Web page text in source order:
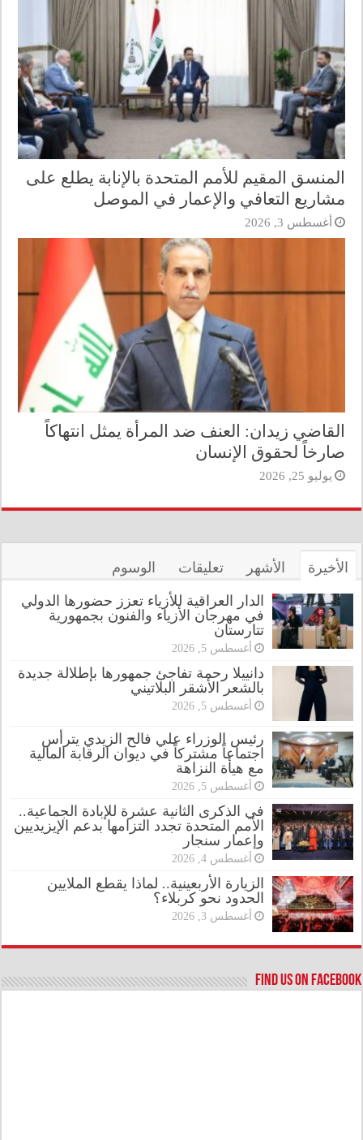
المنسق المقيم للأمم المتحدة بالإنابة يطلع على
مشاريع التعافي والإعمار في الموصل
أغسطس 3, 2026
القاضي زيدان: العنف ضد المرأة يمثل انتهاكاً
صارخاً لحقوق الإنسان
يوليو 25, 2026
الأخيرة الأشهر تعليقات الوسوم
الدار العراقية للأزياء تعزز حضورها الدولي
في مهرجان الأزياء والفنون بجمهورية
تتارستان
أغسطس 5, 2026
دانييلا رحمة تفاجئ جمهورها بإطلالة جديدة
بالشعر الأشقر البلاتيني
أغسطس 5, 2026
رئيس الوزراء علي فالح الزيدي يترأس
اجتماعاً مشتركاً في ديوان الرقابة المالية
مع هيأة النزاهة
أغسطس 5, 2026
في الذكرى الثانية عشرة للإبادة الجماعية..
الأمم المتحدة تجدد التزامها بدعم الإيزيديين
وإعمار سنجار
أغسطس 4, 2026
الزيارة الأربعينية.. لماذا يقطع الملايين
الحدود نحو كربلاء؟
أغسطس 3, 2026
Find us on Facebook